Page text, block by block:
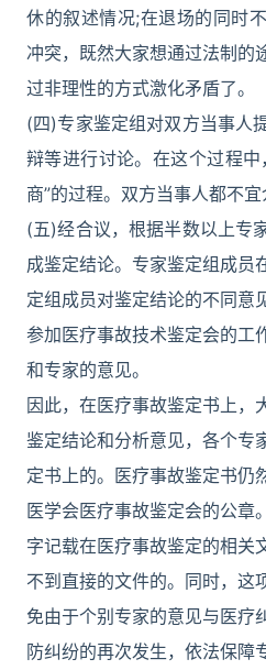
休的叙述情况;在退场的同时
冲突，既然大家想通过法制的
过非理性的方式激化矛盾了。
(四)专家鉴定组对双方当事人
辩等进行讨论。在这个过程
商”的过程。双方当事人都不宜
(五)经合议，根据半数以上专
成鉴定结论。专家鉴定组成员
定组成员对鉴定结论的不同意
参加医疗事故技术鉴定会的工
和专家的意见。
因此，在医疗事故鉴定书上，
鉴定结论和分析意见，各个专
定书上的。医疗事故鉴定书仍
医学会医疗事故鉴定会的公章
字记载在医疗事故鉴定的相关
不到直接的文件的。同时，这
免由于个别专家的意见与医疗
防纠纷的再次发生，依法保障